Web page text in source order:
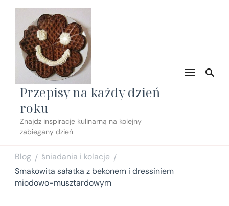
Przepisy na każdy dzień
roku
Znajdz inspirację kulinarną na kolejny
zabiegany dzień
Blog / śniadania i kolacje /
Smakowita sałatka z bekonem i dressiniem
miodowo-musztardowym